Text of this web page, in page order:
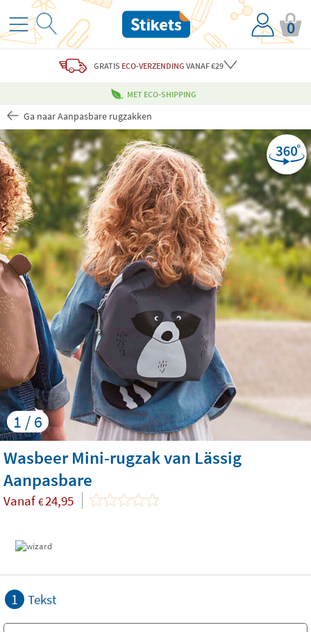
0
GRATIS ECO-VERZENDING VANAF €29
MET ECO-SHIPPING
Ga naar Aanpasbare rugzakken
1 / 6
Wasbeer Mini-rugzak van Lässig
Aanpasbare
Vanaf €24,95
1 Tekst